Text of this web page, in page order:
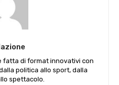
fatta di format innovativi con
politica allo sport, dalla
spettacolo.